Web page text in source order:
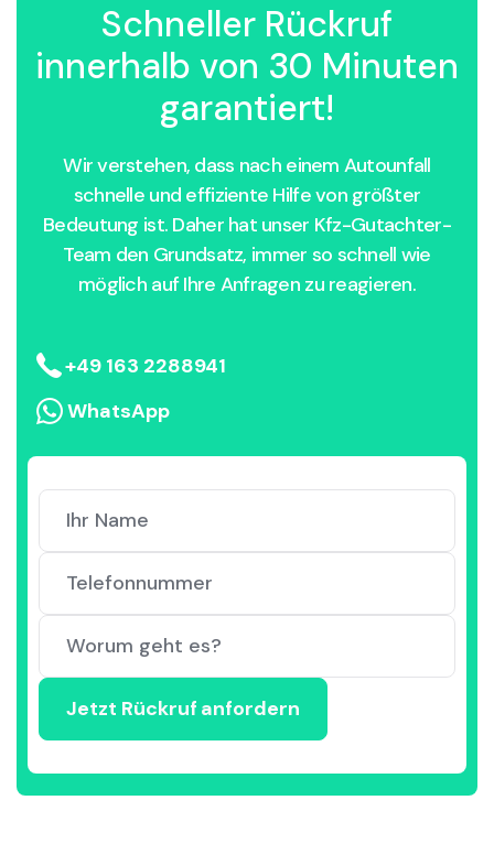
Schneller Rückruf
innerhalb von 30 Minuten
garantiert!
Wir verstehen, dass nach einem Autounfall
schnelle und effiziente Hilfe von größter
Bedeutung ist. Daher hat unser Kfz-Gutachter-
Team den Grundsatz, immer so schnell wie
möglich auf Ihre Anfragen zu reagieren.
+49 163 2288941
WhatsApp